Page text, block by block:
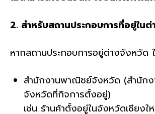
2. สำหรับสถานประกอบการที่อยู่ในต่
หากสถานประกอบการอยู่ต่างจังหวัด
สำนักงานพาณิชย์จังหวัด (สำนัก
จังหวัดที่กิจการตั้งอยู่)
เช่น ร้านค้าตั้งอยู่ในจังหวัดเชียง